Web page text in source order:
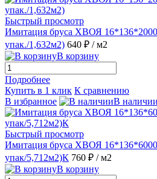
Быстрый просмотр
Имитация бруса ХВОЯ
упак./1,632м2) 640 ₽ / м2
В корзину
Подробнее
Купить в 1 клик К сравнению
В избранное
В наличии
Быстрый просмотр
Имитация бруса ХВОЯ
упак/5,712м2)К 760 ₽ / м2
В корзину